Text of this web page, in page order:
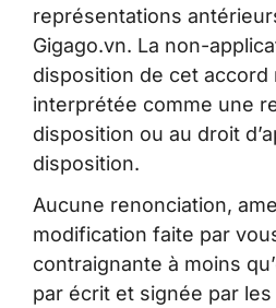
représentations
Gigago.vn. La non-
disposition de cet accord
interprétée comme une
disposition ou au droit
disposition.
Aucune renonciation,
modification faite par
contraignante à moins
par écrit et signée par